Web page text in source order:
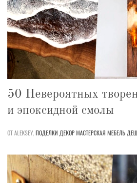
50 Невероятных
и эпоксидной смолы
ОТ ALEKSEY,ПОДЕЛКИ ДЕКОРМАСТЕРСКАЯ МЕБЕЛЬ